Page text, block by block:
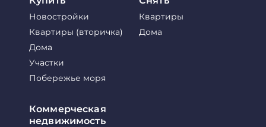
Новостройки
Квартиры (вторичка)
Дома
Участки
Побережье моря
Квартиры
Дома
Коммерческая
недвижимость